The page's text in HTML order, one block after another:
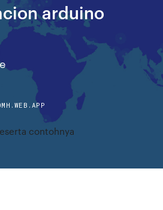
arduino
contohnya